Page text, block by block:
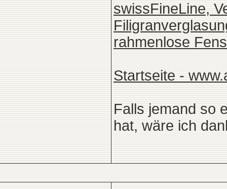
swissFineLine,
rahmenlose
Startseite -
Falls jemand so
hat, wäre ich